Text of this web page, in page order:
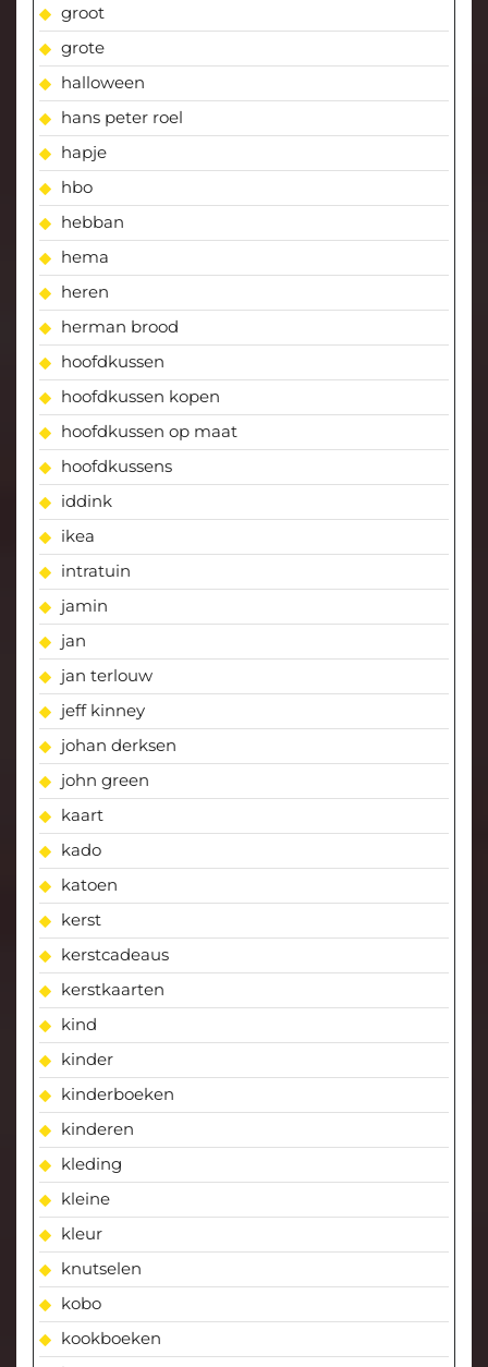
groot
grote
halloween
hans peter roel
hapje
hbo
hebban
hema
heren
herman brood
hoofdkussen
hoofdkussen kopen
hoofdkussen op maat
hoofdkussens
iddink
ikea
intratuin
jamin
jan
jan terlouw
jeff kinney
johan derksen
john green
kaart
kado
katoen
kerst
kerstcadeaus
kerstkaarten
kind
kinder
kinderboeken
kinderen
kleding
kleine
kleur
knutselen
kobo
kookboeken